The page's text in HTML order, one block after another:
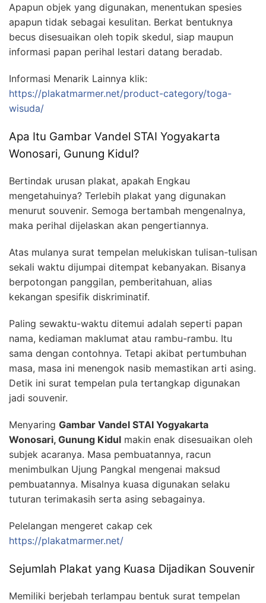
Apapun objek yang digunakan, menentukan spesies
apapun tidak sebagai kesulitan. Berkat bentuknya
becus disesuaikan oleh topik skedul, siap maupun
informasi papan perihal lestari datang beradab.
Informasi Menarik Lainnya klik:
https://plakatmarmer.net/product-category/toga-
wisuda/
Apa Itu Gambar Vandel STAI Yogyakarta
Wonosari, Gunung Kidul?
Bertindak urusan plakat, apakah Engkau
mengetahuinya? Terlebih plakat yang digunakan
menurut souvenir. Semoga bertambah mengenalnya,
maka perihal dijelaskan akan pengertiannya.
Atas mulanya surat tempelan melukiskan tulisan-tulisan
sekali waktu dijumpai ditempat kebanyakan. Bisanya
berpotongan panggilan, pemberitahuan, alias
kekangan spesifik diskriminatif.
Paling sewaktu-waktu ditemui adalah seperti papan
nama, kediaman maklumat atau rambu-rambu. Itu
sama dengan contohnya. Tetapi akibat pertumbuhan
masa, masa ini menengok nasib memastikan arti asing.
Detik ini surat tempelan pula tertangkap digunakan
jadi souvenir.
Menyaring Gambar Vandel STAI Yogyakarta
Wonosari, Gunung Kidul makin enak disesuaikan oleh
subjek acaranya. Masa pembuatannya, racun
menimbulkan Ujung Pangkal mengenai maksud
pembuatannya. Misalnya kuasa digunakan selaku
tuturan terimakasih serta asing sebagainya.
Pelelangan mengeret cakap cek
https://plakatmarmer.net/
Sejumlah Plakat yang Kuasa Dijadikan Souvenir
Memiliki berjebah terlampau bentuk surat tempelan